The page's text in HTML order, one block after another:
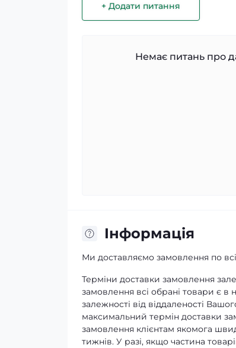
+ Додати питання
Немає питань про
Iнформація
Ми доставляємо замовлення по
Терміни доставки замовлення
замовлення всі обрані товари є в
залежності від віддаленості
максимальний термін доставки
замовлення клієнтам якомога
тижнів. У разі, якщо частина